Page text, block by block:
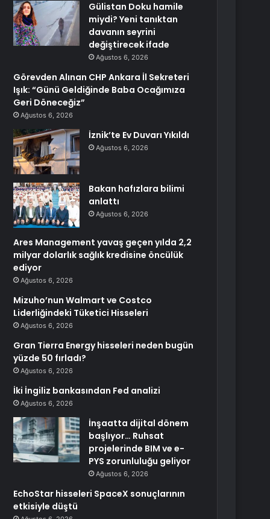
Gülistan Doku hamile
miydi? Yeni tanıktan
davanın seyrini
değiştirecek ifade
Ağustos 6, 2026
Görevden Alınan CHP Ankara İl Sekreteri
Işık: “Günü Geldiğinde Baba Ocağımıza
Geri Döneceğiz”
Ağustos 6, 2026
İznik’te Ev Duvarı Yıkıldı
Ağustos 6, 2026
Bakan hafızlara bilimi
anlattı
Ağustos 6, 2026
Ares Management yavaş geçen yılda 2,2
milyar dolarlık sağlık kredisine öncülük
ediyor
Ağustos 6, 2026
Mizuho’nun Walmart ve Costco
Liderliğindeki Tüketici Hisseleri
Ağustos 6, 2026
Gran Tierra Energy hisseleri neden bugün
yüzde 50 fırladı?
Ağustos 6, 2026
İki İngiliz bankasından Fed analizi
Ağustos 6, 2026
İnşaatta dijital dönem
başlıyor… Ruhsat
projelerinde BIM ve e-
PYS zorunluluğu geliyor
Ağustos 6, 2026
EchoStar hisseleri SpaceX sonuçlarının
etkisiyle düştü